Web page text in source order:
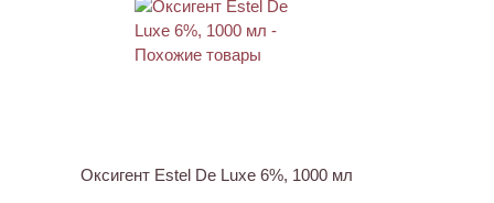
Оксигент Estel De Luxe 6%, 1000 мл